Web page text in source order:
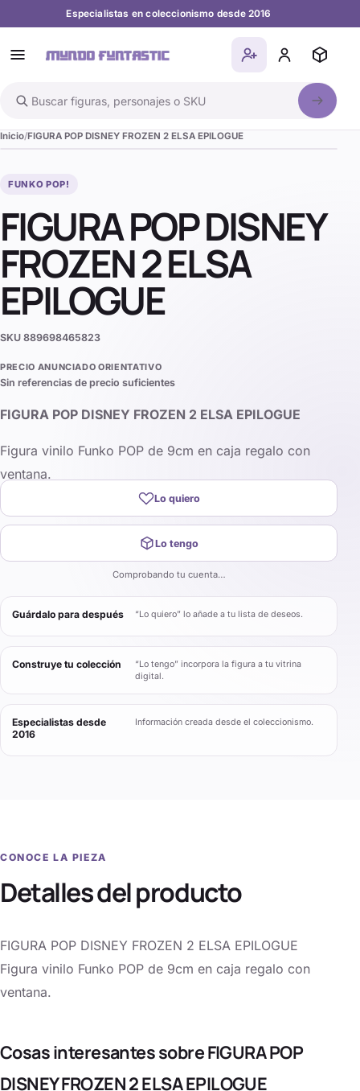
Especialistas en coleccionismo desde 2016
Buscar en el catálogo
Inicio FIGURA POP DISNEY FROZEN 2 ELSA EPILOGUE
FUNKO POP!
FIGURA POP DISNEY
FROZEN 2 ELSA
EPILOGUE
SKU 889698465823
PRECIO ANUNCIADO ORIENTATIVO
Sin referencias de precio suficientes
FIGURA POP DISNEY FROZEN 2 ELSA EPILOGUE
Figura vinilo Funko POP de 9cm en caja regalo con
ventana.
Lo quiero
Lo tengo
Comprobando tu cuenta…
Guárdalo para después “Lo quiero” lo añade a tu lista de deseos.
Construye tu colección
“Lo tengo” incorpora la figura a tu vitrina
digital.
Especialistas desde
2016
Información creada desde el coleccionismo.
CONOCE LA PIEZA
Detalles del producto
FIGURA POP DISNEY FROZEN 2 ELSA EPILOGUE
Figura vinilo Funko POP de 9cm en caja regalo con
ventana.
Cosas interesantes sobre FIGURA POP
DISNEY FROZEN 2 ELSA EPILOGUE